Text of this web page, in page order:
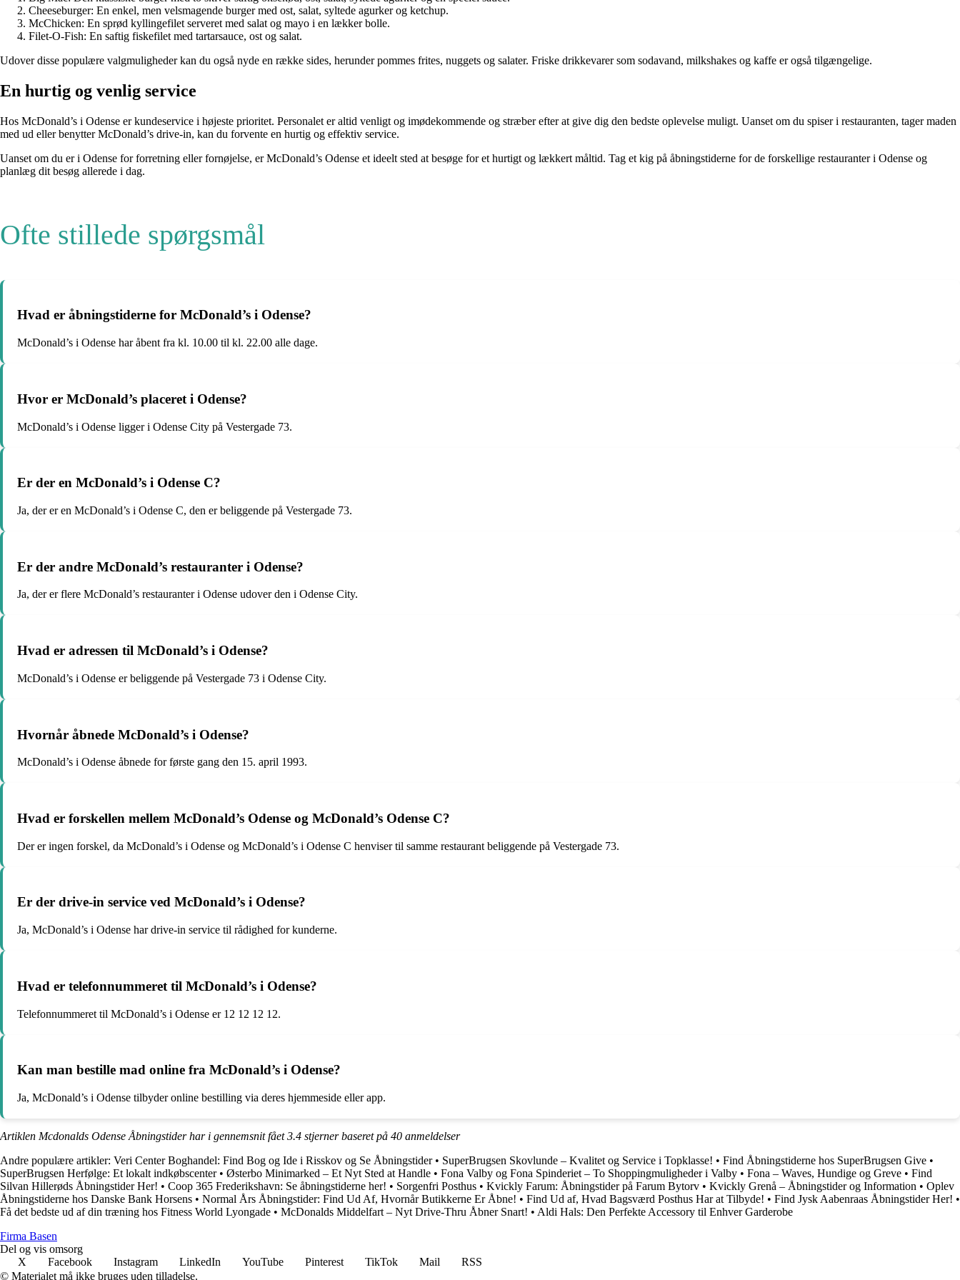
Cheeseburger: En enkel, men velsmagende burger med ost, salat, syltede agurker og ketchup.
McChicken: En sprød kyllingefilet serveret med salat og mayo i en lækker bolle.
Filet-O-Fish: En saftig fiskefilet med tartarsauce, ost og salat.
Udover disse populære valgmuligheder kan du også nyde en række sides, herunder pommes frites, nuggets og salater. Friske drikkevarer som sodavand, milkshakes og kaffe er også tilgængelige.
En hurtig og venlig service
Hos McDonald’s i Odense er kundeservice i højeste prioritet. Personalet er altid venligt og imødekommende og stræber efter at give dig den bedste oplevelse muligt. Uanset om du spiser i restauranten, tager maden
med ud eller benytter McDonald’s drive-in, kan du forvente en hurtig og effektiv service.
Uanset om du er i Odense for forretning eller fornøjelse, er McDonald’s Odense et ideelt sted at besøge for et hurtigt og lækkert måltid. Tag et kig på åbningstiderne for de forskellige restauranter i Odense og
planlæg dit besøg allerede i dag.
Ofte stillede spørgsmål
Hvad er åbningstiderne for McDonald’s i Odense?
McDonald’s i Odense har åbent fra kl. 10.00 til kl. 22.00 alle dage.
Hvor er McDonald’s placeret i Odense?
McDonald’s i Odense ligger i Odense City på Vestergade 73.
Er der en McDonald’s i Odense C?
Ja, der er en McDonald’s i Odense C, den er beliggende på Vestergade 73.
Er der andre McDonald’s restauranter i Odense?
Ja, der er flere McDonald’s restauranter i Odense udover den i Odense City.
Hvad er adressen til McDonald’s i Odense?
McDonald’s i Odense er beliggende på Vestergade 73 i Odense City.
Hvornår åbnede McDonald’s i Odense?
McDonald’s i Odense åbnede for første gang den 15. april 1993.
Hvad er forskellen mellem McDonald’s Odense og McDonald’s Odense C?
Der er ingen forskel, da McDonald’s i Odense og McDonald’s i Odense C henviser til samme restaurant beliggende på Vestergade 73.
Er der drive-in service ved McDonald’s i Odense?
Ja, McDonald’s i Odense har drive-in service til rådighed for kunderne.
Hvad er telefonnummeret til McDonald’s i Odense?
Telefonnummeret til McDonald’s i Odense er 12 12 12 12.
Kan man bestille mad online fra McDonald’s i Odense?
Ja, McDonald’s i Odense tilbyder online bestilling via deres hjemmeside eller app.
Artiklen Mcdonalds Odense Åbningstider har i gennemsnit fået3.4 stjerner baseret på 40 anmeldelser
Andre populære artikler: Veri Center Boghandel: Find Bog og Ide i Risskov og Se Åbningstider• SuperBrugsen Skovlunde – Kvalitet og Service i Topklasse! • Find Åbningstiderne hos SuperBrugsen Give •
SuperBrugsen Herfølge: Et lokalt indkøbscenter• Østerbo Minimarked – Et Nyt Sted at Handle • Fona Valby og Fona Spinderiet – To Shoppingmuligheder i Valby • Fona – Waves, Hundige og Greve • Find
Silvan Hillerøds Åbningstider Her! • Coop 365 Frederikshavn: Se åbningstiderne her! • Sorgenfri Posthus • Kvickly Farum: Åbningstider på Farum Bytorv • Kvickly Grenå – Åbningstider og Information • Oplev
Åbningstiderne hos Danske Bank Horsens • Normal Års Åbningstider: Find Ud Af, Hvornår Butikkerne Er Åbne! • Find Ud af, Hvad Bagsværd Posthus Har at Tilbyde! • Find Jysk Aabenraas Åbningstider Her! •
Få det bedste ud af din træning hos Fitness World Lyongade • McDonalds Middelfart – Nyt Drive-Thru Åbner Snart! • Aldi Hals: Den Perfekte Accessory til Enhver Garderobe
Firma Basen
Del og vis omsorg
X
Facebook Instagram LinkedIn YouTube Pinterest TikTok Mail
RSS
© Materialet må ikke bruges uden tilladelse.